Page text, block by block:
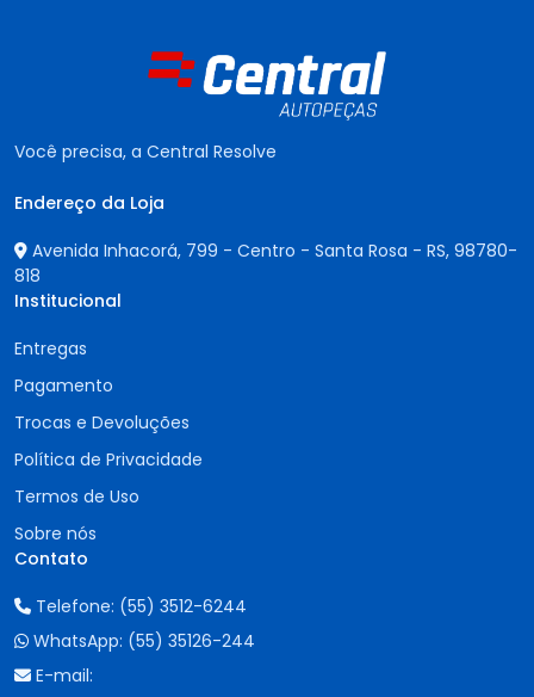
Você precisa, a Central Resolve
Endereço da Loja
Avenida Inhacorá, 799 - Centro - Santa Rosa - RS, 98780-
818
Institucional
Entregas
Pagamento
Trocas e Devoluções
Política de Privacidade
Termos de Uso
Sobre nós
Contato
Telefone: (55) 3512-6244
WhatsApp: (55) 35126-244
E-mail: